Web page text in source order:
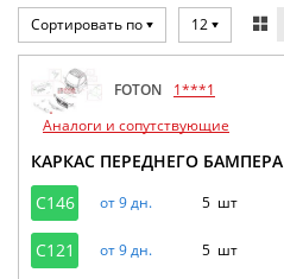
Сортировать по 12
FOTON
1***1
Аналоги и сопутствующие
КАРКАС ПЕРЕДНЕГО БАМПЕРА
C146
от 9 дн. 5 шт
C121 от 9 дн. 5 шт